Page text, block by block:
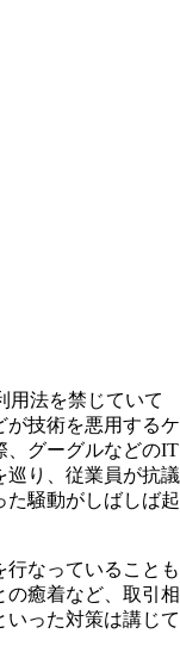
用法を禁じていて
が技術を悪用するケ
、グーグルなどのIT
巡り、従業員が抗議
た騒動がしばしば起
行なっていることも
の癒着など、取引相
った対策は講じて